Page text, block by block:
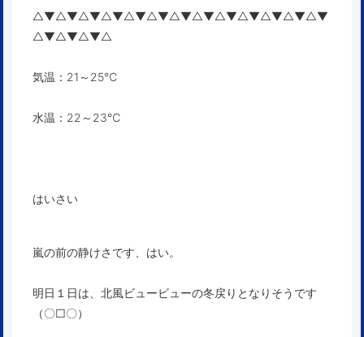
△▼△▼△▼△▼△▼△▼△▼△▼△▼△▼△▼△▼△▼
△▼△▼△▼△
気温：21～25℃
水温：22～23℃
はいさい
嵐の前の静けさです、はい。
明日１日は、北風ビュービューの冬戻りとなりそうです
（〇□〇）